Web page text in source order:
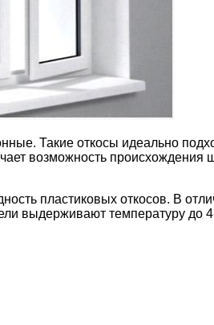
Такие откосы идеально
возможность происхождения
пластиковых откосов. В
выдерживают температуру до